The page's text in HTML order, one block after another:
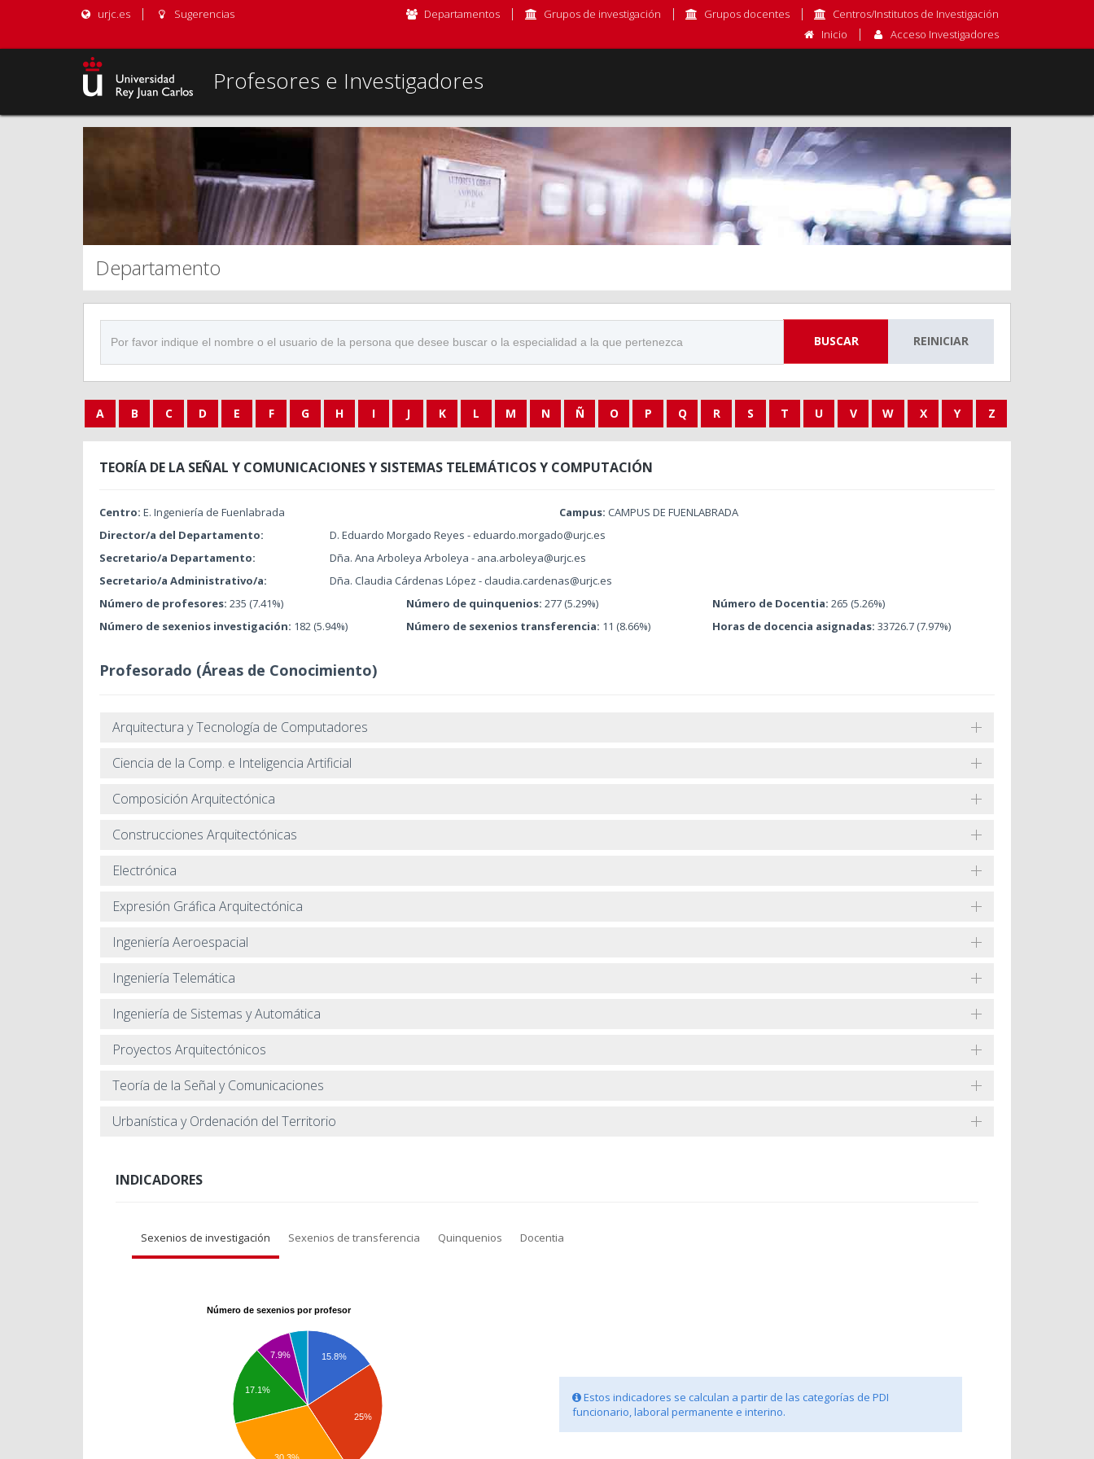
urjc.es Sugerencias Departamentos Grupos de investigación Grupos docentes
Centros/Institutos de Investigación
Inicio
Acceso Investigadores
Profesores e Investigadores
Departamento
BUSCAR REINICIAR
A B C D E F G H I J K L M N Ñ O P Q R S T U V W X Y Z
TEORÍA DE LA SEÑAL Y COMUNICACIONES Y SISTEMAS TELEMÁTICOS Y COMPUTACIÓN
Centro: E. Ingeniería de Fuenlabrada Campus: CAMPUS DE FUENLABRADA
Director/a del Departamento:
D. Eduardo Morgado Reyes - eduardo.morgado@urjc.es
Secretario/a Departamento:
Dña. Ana Arboleya Arboleya - ana.arboleya@urjc.es
Secretario/a Administrativo/a:
Dña. Claudia Cárdenas López - claudia.cardenas@urjc.es
Número de profesores: 235 (7.41%) Número de quinquenios: 277 (5.29%) Número de Docentia:265 (5.26%)
Número de sexenios investigación: 182 (5.94%) Número de sexenios transferencia: 11 (8.66%) Horas de docencia asignadas:33726.7 (7.97%)
Profesorado (Áreas de Conocimiento)
Arquitectura y Tecnología de Computadores
Ciencia de la Comp. e Inteligencia Artificial
Composición Arquitectónica
Construcciones Arquitectónicas
Electrónica
Expresión Gráfica Arquitectónica
Ingeniería Aeroespacial
Ingeniería Telemática
Ingeniería de Sistemas y Automática
Proyectos Arquitectónicos
Teoría de la Señal y Comunicaciones
Urbanística y Ordenación del Territorio
INDICADORES
Sexenios de investigación Sexenios de transferencia Quinquenios Docentia
Número de sexenios por profesor
15.8%
25%
7.9%
17.1%
Estos indicadores se calculan a partir de las categorías de PDI
funcionario, laboral permanente e interino.